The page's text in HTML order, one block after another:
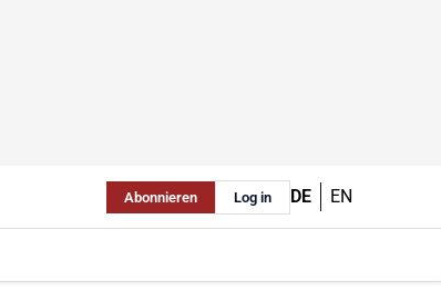
Abonnieren Log in DE EN